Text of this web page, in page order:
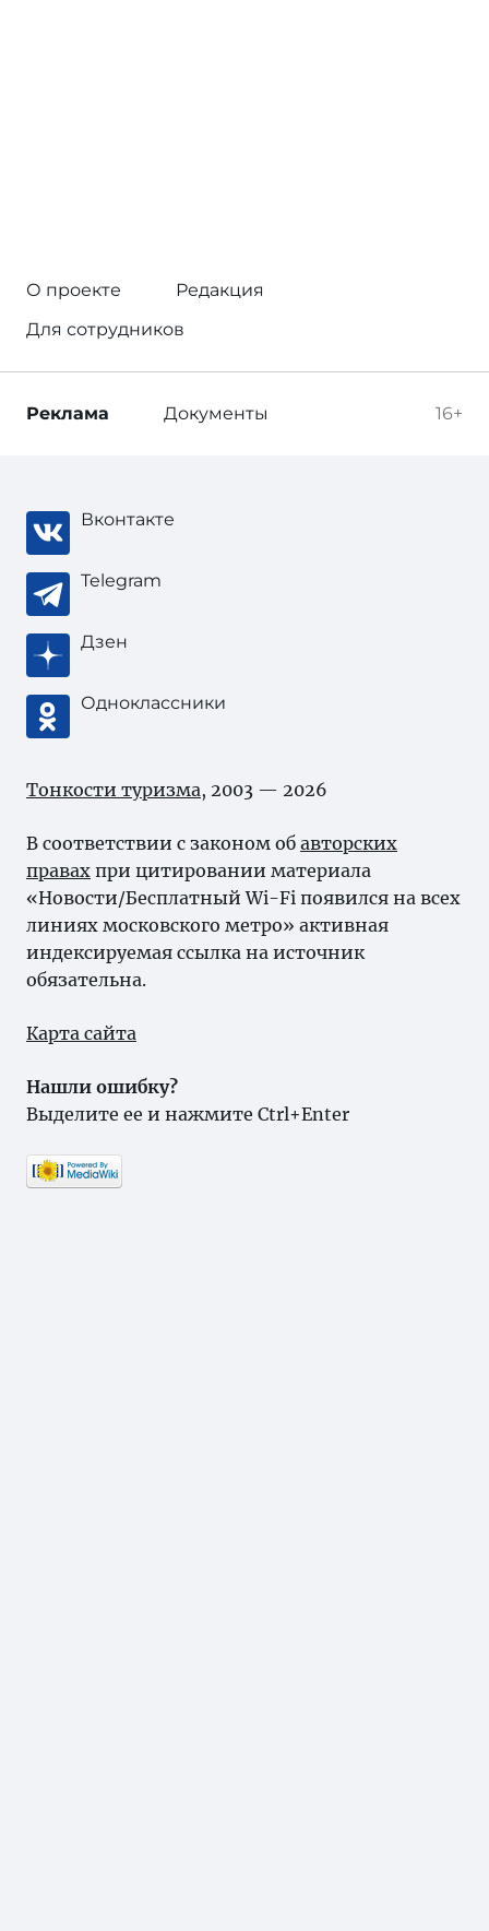
О проекте
Редакция
Для сотрудников
16+
Реклама Документы
Вконтакте
Telegram
Дзен
Одноклассники
Тонкости туризма, 2003 — 2026
В соответствии с законом об авторских
правах при цитировании материала
«Новости/Бесплатный Wi-Fi появился на всех
линиях московского метро» активная
индексируемая ссылка на источник
обязательна.
Карта сайта
Нашли ошибку?
Выделите ее и нажмите Ctrl+Enter